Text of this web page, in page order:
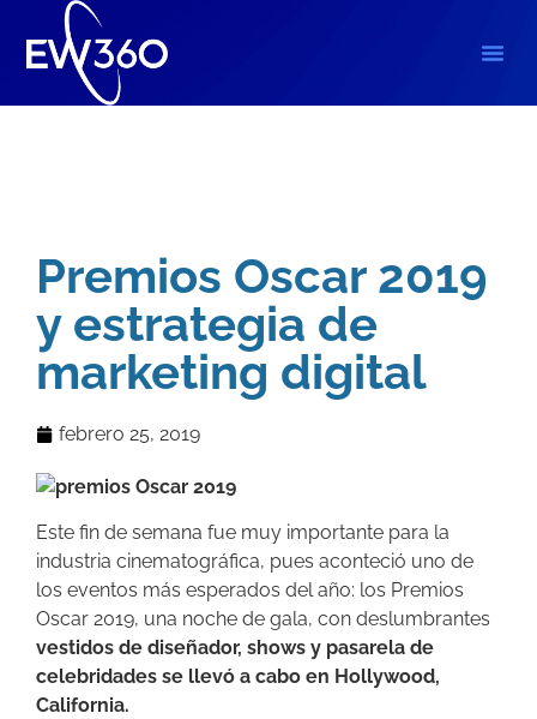
Premios Oscar 2019
y estrategia de
marketing digital
febrero 25, 2019
Este fin de semana fue muy importante para la
industria cinematográfica, pues aconteció uno de
los eventos más esperados del año: los Premios
Oscar 2019, una noche de gala, con deslumbrantes
vestidos de diseñador, shows y pasarela de
celebridades se llevó a cabo en Hollywood,
California.